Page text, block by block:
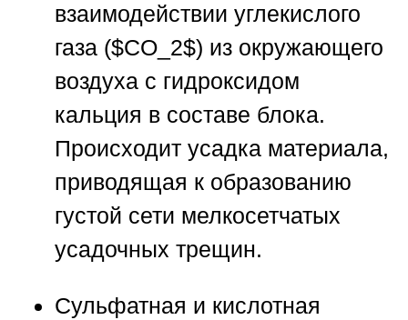
взаимодействии углекислого
газа ($CO_2$) из окружающего
воздуха с гидроксидом
кальция в составе блока.
Происходит усадка материала,
приводящая к образованию
густой сети мелкосетчатых
усадочных трещин.
Сульфатная и кислотная